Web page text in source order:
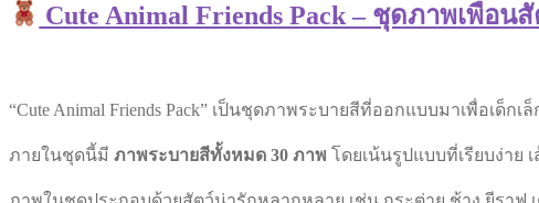
Cute Animal Friends Pack – ชุดภาพเพื่อ
“Cute Animal Friends Pack” เป็นชุดภาพระบายสีที่ออกแบบมาเพื่อเ
ภายในชุดนี้มี ภาพระบายสีทั้งหมด 30 ภาพ โดยเน้นรูปแบบที่เรียบง่าย